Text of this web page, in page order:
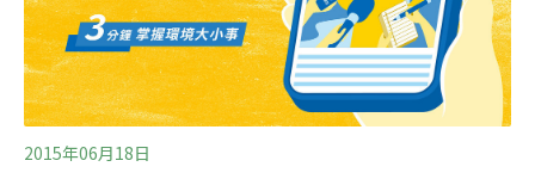
的健康浩劫，不應因為政治、經濟而忽略人民健康。彰化
縣醫療界聯盟常務監事李武波認為，肺癌是台灣
2015年06月18日